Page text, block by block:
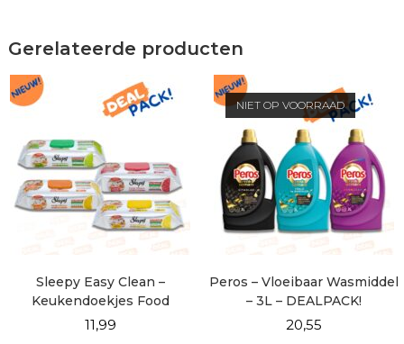
Gerelateerde producten
Sleepy Easy Clean –
Keukendoekjes Food
Contact – DEALPACK!
11,99
NIET OP VOORRAAD
Peros – Vloeibaar Wasmiddel
– 3L – DEALPACK!
20,55